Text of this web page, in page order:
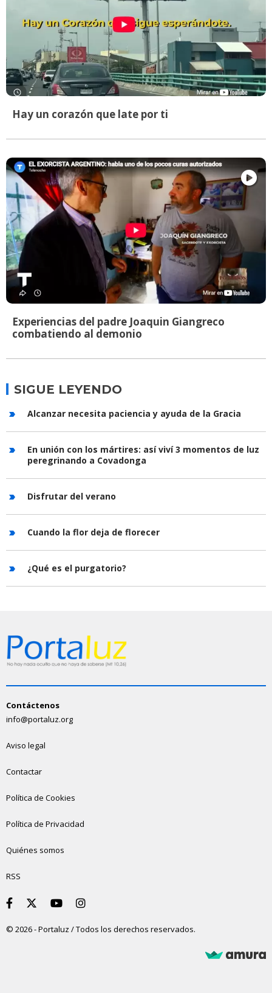
Hay un corazón que late por ti
Experiencias del padre Joaquin Giangreco
combatiendo al demonio
SIGUE LEYENDO
Alcanzar necesita paciencia y ayuda de la Gracia
En unión con los mártires: así viví 3 momentos de luz
peregrinando a Covadonga
Disfrutar del verano
Cuando la flor deja de florecer
¿Qué es el purgatorio?
Contáctenos
info@portaluz.org
Aviso legal
Contactar
Política de Cookies
Política de Privacidad
Quiénes somos
RSS
© 2026 - Portaluz / Todos los derechos reservados.